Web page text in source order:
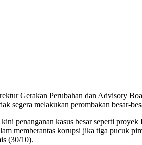
Gerakan Perubahan dan Advisory
segera melakukan perombakan besar-
penanganan kasus besar seperti
memberantas korupsi jika tiga pucuk
(30/10).